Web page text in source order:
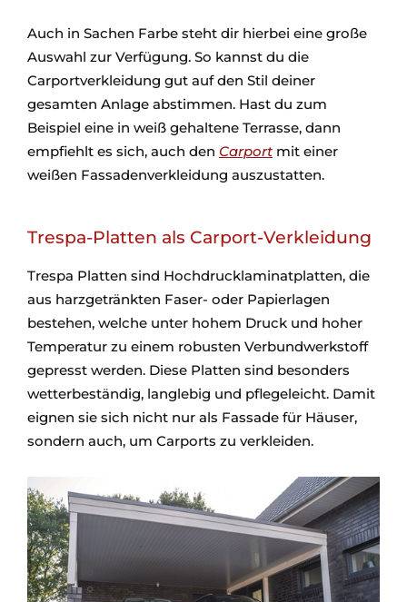
Auch in Sachen Farbe steht dir hierbei eine große
Auswahl zur Verfügung. So kannst du die
Carportverkleidung gut auf den Stil deiner
gesamten Anlage abstimmen. Hast du zum
Beispiel eine in weiß gehaltene Terrasse, dann
empfiehlt es sich, auch den Carport mit einer
weißen Fassadenverkleidung auszustatten.
Trespa-Platten als Carport-Verkleidung
Trespa Platten sind Hochdrucklaminatplatten, die
aus harzgetränkten Faser- oder Papierlagen
bestehen, welche unter hohem Druck und hoher
Temperatur zu einem robusten Verbundwerkstoff
gepresst werden. Diese Platten sind besonders
wetterbeständig, langlebig und pflegeleicht. Damit
eignen sie sich nicht nur als Fassade für Häuser,
sondern auch, um Carports zu verkleiden.